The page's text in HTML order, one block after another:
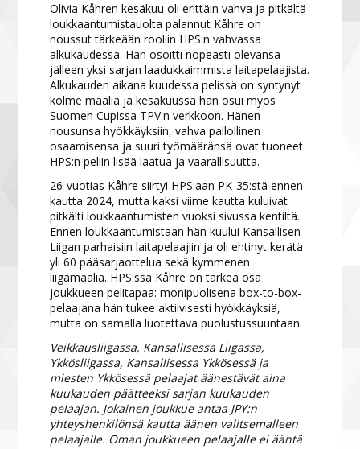
Olivia Kåhren kesäkuu oli erittäin vahva ja pitkältä
loukkaantumistauolta palannut Kåhre on
noussut tärkeään rooliin HPS:n vahvassa
alkukaudessa. Hän osoitti nopeasti olevansa
jälleen yksi sarjan laadukkaimmista laitapelaajista.
Alkukauden aikana kuudessa pelissä on syntynyt
kolme maalia ja kesäkuussa hän osui myös
Suomen Cupissa TPV:n verkkoon. Hänen
nousunsa hyökkäyksiin, vahva pallollinen
osaamisensa ja suuri työmääränsä ovat tuoneet
HPS:n peliin lisää laatua ja vaarallisuutta.
26-vuotias Kåhre siirtyi HPS:aan PK-35:stä ennen
kautta 2024, mutta kaksi viime kautta kuluivat
pitkälti loukkaantumisten vuoksi sivussa kentiltä.
Ennen loukkaantumistaan hän kuului Kansallisen
Liigan parhaisiin laitapelaajiin ja oli ehtinyt kerätä
yli 60 pääsarjaottelua sekä kymmenen
liigamaalia. HPS:ssa Kåhre on tärkeä osa
joukkueen pelitapaa: monipuolisena box-to-box-
pelaajana hän tukee aktiivisesti hyökkäyksiä,
mutta on samalla luotettava puolustussuuntaan.
Veikkausliigassa, Kansallisessa Liigassa,
Ykkösliigassa, Kansallisessa Ykkösessä ja
miesten Ykkösessä pelaajat äänestävät aina
kuukauden päätteeksi sarjan kuukauden
pelaajan. Jokainen joukkue antaa JPY:n
yhteyshenkilönsä kautta äänen valitsemalleen
pelaajalle. Oman joukkueen pelaajalle ei ääntä